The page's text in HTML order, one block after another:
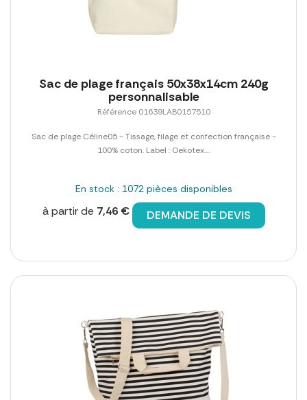
Sac de plage français 50x38x14cm 240g
personnalisable
Référence 01639LAB0157510
Sac de plage Céline05 - Tissage, filage et confection française -
100% coton. Label : Oekotex....
En stock : 1072 pièces disponibles
à partir de 7,46 € DEMANDE DE DEVIS